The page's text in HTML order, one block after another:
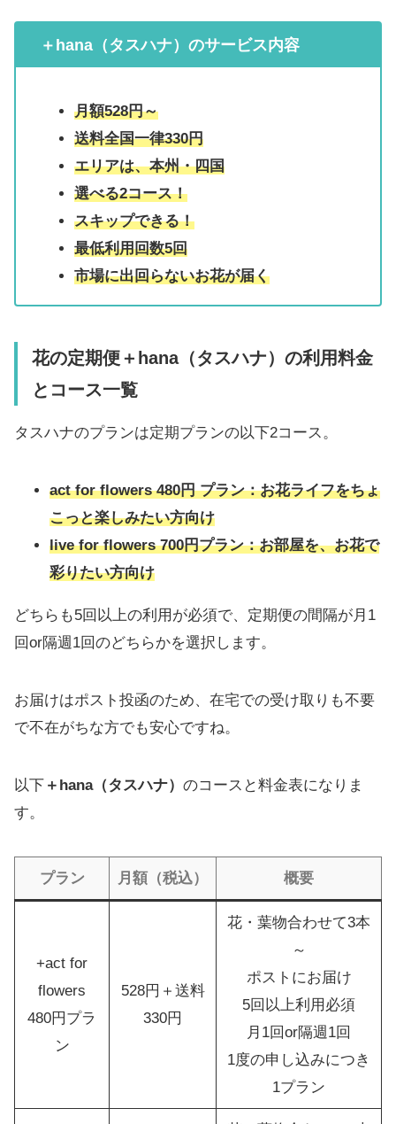
＋hana（タスハナ） のサービス内容
月額528円～
送料全国一律330円
エリアは、本州・四国
選べる2コース！
スキップできる！
最低利用回数5回
市場に出回らないお花が届く
花の定期便＋hana（タスハナ）の利用料金
とコース一覧
タスハナのプランは定期プランの以下2コース。
act for flowers 480円 プラン：お花ライフをちょ
こっと楽しみたい方向け
live for flowers 700円プラン：お部屋を、お花で
彩りたい方向け
どちらも5回以上の利用が必須で、定期便の間隔が月1
回or隔週1回のどちらかを選択します。
お届けはポスト投函のため、在宅での受け取りも不要
で不在がちな方でも安心ですね。
以下 ＋hana（タスハナ） のコースと料金表になりま
す。
プラン 月額（税込） 概要
+act for
flowers
480円プラ
ン
528円＋送料
330円
花・葉物合わせて3本
～
ポストにお届け
5回以上利用必須
月1回or隔週1回
1度の申し込みにつき
1プラン